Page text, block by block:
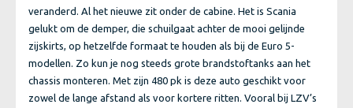
veranderd. Al het nieuwe zit onder de cabine. Het is Scania
gelukt om de demper, die schuilgaat achter de mooi gelijnde
zijskirts, op hetzelfde formaat te houden als bij de Euro 5-
modellen. Zo kun je nog steeds grote brandstoftanks aan het
chassis monteren. Met zijn 480 pk is deze auto geschikt voor
zowel de lange afstand als voor kortere ritten. Vooral bij LZV’s